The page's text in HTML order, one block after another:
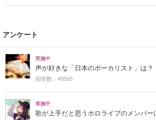
アンケート
実施中
声が好きな「日本のボーカリスト」は？
回答数：49565
実施中
歌が上手だと思うホロライブのメンバー